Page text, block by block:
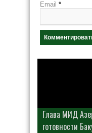
Email *
Глава МИД
готовности